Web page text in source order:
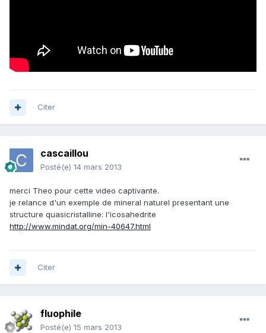
Citer
cascaillou
Posté(e) 14 mars 2013
merci Theo pour cette video captivante.
je relance d'un exemple de mineral naturel presentant une
structure quasicristalline: l'icosahedrite
http://www.mindat.org/min-40647.html
Citer
fluophile
Posté(e) 15 mars 2013